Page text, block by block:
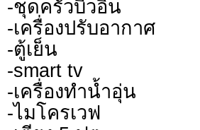
-ชุดครัวบิ้วอิน
-เครื่องปรับอากาศ
-ตู้เย็น
-smart tv
-เครื่องทำน้ำอุ่น
-ไมโครเวฟ